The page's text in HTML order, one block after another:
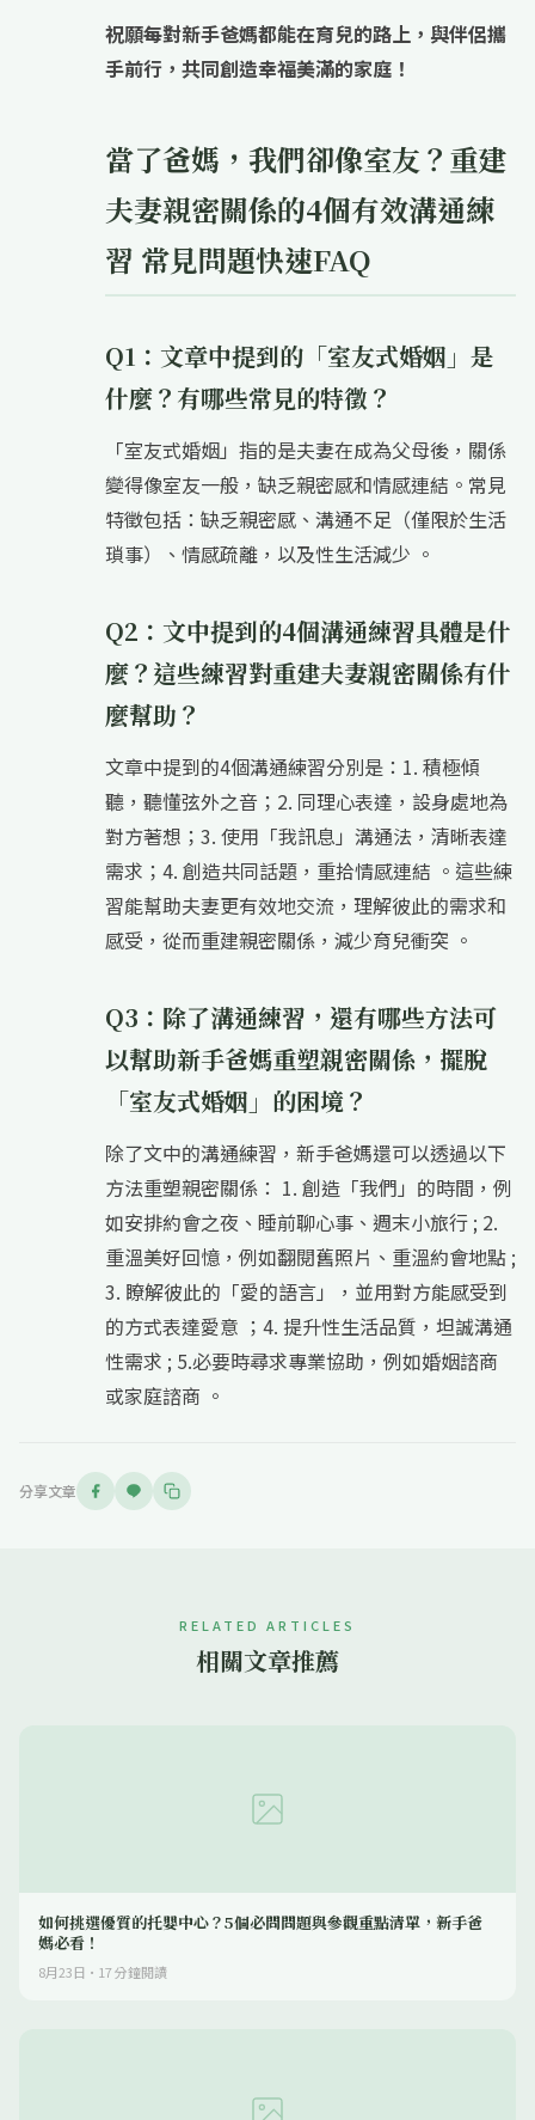
祝願每對新手爸媽都能在育兒的路上，與伴侶攜
手前行，共同創造幸福美滿的家庭！
當了爸媽，我們卻像室友？重建
夫妻親密關係的4個有效溝通練
習 常見問題快速FAQ
Q1：文章中提到的「室友式婚姻」是
什麼？有哪些常見的特徵？
「室友式婚姻」指的是夫妻在成為父母後，關係
變得像室友一般，缺乏親密感和情感連結。常見
特徵包括：缺乏親密感、溝通不足（僅限於生活
瑣事）、情感疏離，以及性生活減少 。
Q2：文中提到的4個溝通練習具體是什
麼？這些練習對重建夫妻親密關係有什
麼幫助？
文章中提到的4個溝通練習分別是：1. 積極傾
聽，聽懂弦外之音；2. 同理心表達，設身處地為
對方著想；3. 使用「我訊息」溝通法，清晰表達
需求；4. 創造共同話題，重拾情感連結 。這些練
習能幫助夫妻更有效地交流，理解彼此的需求和
感受，從而重建親密關係，減少育兒衝突 。
Q3：除了溝通練習，還有哪些方法可
以幫助新手爸媽重塑親密關係，擺脫
「室友式婚姻」的困境？
除了文中的溝通練習，新手爸媽還可以透過以下
方法重塑親密關係： 1. 創造「我們」的時間，例
如安排約會之夜、睡前聊心事、週末小旅行 ; 2.
重溫美好回憶，例如翻閱舊照片、重溫約會地點 ;
3. 瞭解彼此的「愛的語言」，並用對方能感受到
的方式表達愛意 ；4. 提升性生活品質，坦誠溝通
性需求 ; 5.必要時尋求專業協助，例如婚姻諮商
或家庭諮商 。
分享文章
RELATED ARTICLES
相關文章推薦
如何挑選優質的托嬰中心？5個必問問題與參觀重點清單，新手爸
媽必看！
8月23日 · 17分鐘閱讀